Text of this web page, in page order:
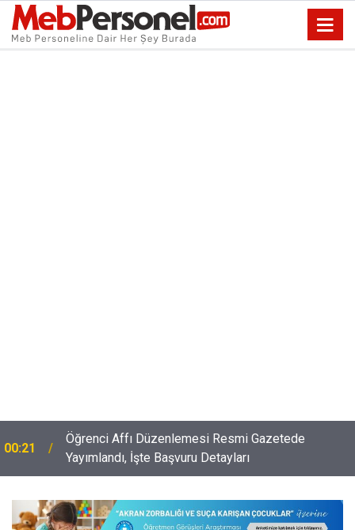
00:21
Öğrenci Affı Düzenlemesi Resmi Gazetede
Yayımlandı, İşte Başvuru Detayları